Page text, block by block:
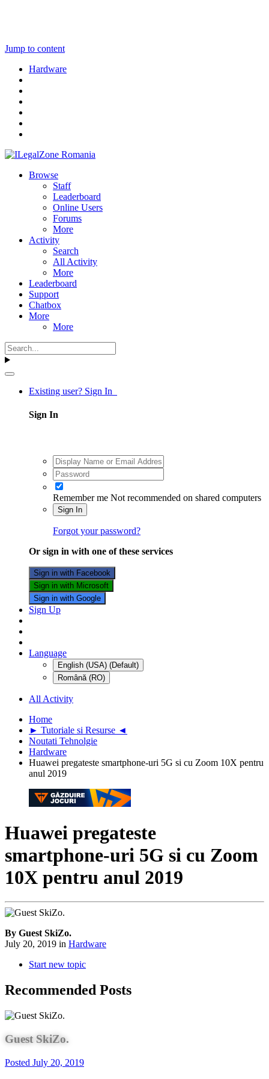
Jump to content
Hardware
Browse
Staff
Leaderboard
Online Users
Forums
More
Activity
Search
All Activity
More
Leaderboard
Support
Chatbox
More
More
Existing user? Sign In
Sign In
Remember me Not recommended on shared computers
Sign In
Forgot your password?
Or sign in with one of these services
Sign in with Facebook
Sign in with Microsoft
Sign in with Google
Sign Up
Language
English (USA) (Default)
Română (RO)
All Activity
Home
► Tutoriale si Resurse ◄
Noutati Tehnolgie
Hardware
Huawei pregateste smartphone-uri 5G si cu Zoom 10X pentru
anul 2019
Huawei pregateste
smartphone-uri 5G si cu Zoom
10X pentru anul 2019
By Guest SkiZo.
July 20, 2019 in Hardware
Start new topic
Recommended Posts
Guest SkiZo.
Posted July 20, 2019